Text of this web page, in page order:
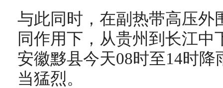
与此同时，在副热带高压外
同作用下，从贵州到长江
安徽黟县今天08时至14时
当猛烈。